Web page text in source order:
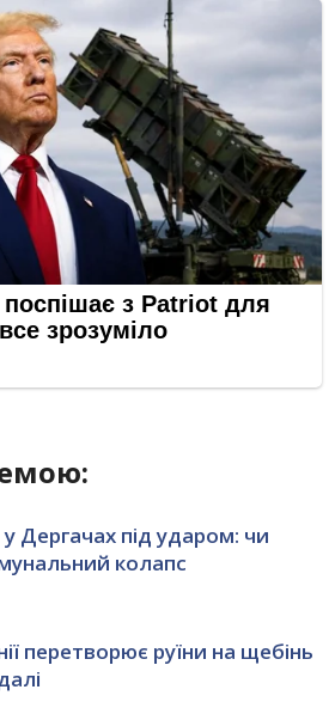
Дергачах під ударом: чи
колапс
перетворює руїни на щебінь